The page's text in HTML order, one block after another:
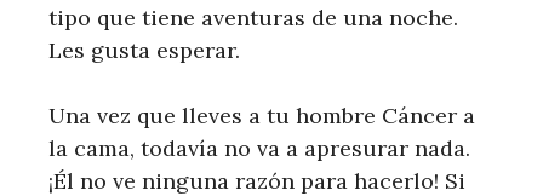
tipo que tiene aventuras de una noche.
Les gusta esperar.
Una vez que lleves a tu hombre Cáncer a
la cama, todavía no va a apresurar nada.
¡Él no ve ninguna razón para hacerlo! Si